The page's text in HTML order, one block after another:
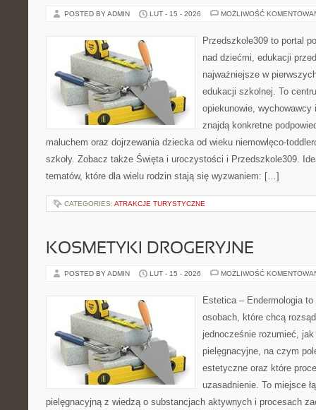
POSTED BY ADMIN LUT - 15 - 2026 MOŻLIWOŚĆ
Przedszkole309 to portal
nad dziećmi, edukacji
najważniejsze w
edukacji szkolnej. To
opiekunowie,
znajdą konkretne
maluchem oraz dojrzewania dziecka od wieku niemowlęco-
szkoły. Zobacz także Święta i uroczystości i Przedszkole309.
tematów, które dla wielu rodzin stają się wyzwaniem: […]
CATEGORIES: ATRAKCJE TURYSTYCZNE
KOSMETYKI DROGERYJNE
POSTED BY ADMIN LUT - 15 - 2026 MOŻLIWOŚĆ
Estetica – Endermologia
osobach, które chcą
jednocześnie rozumieć, jak
pielęgnacyjne, na czym
estetyczne oraz które
uzasadnienie. To miejsce
pielęgnacyjną z wiedzą o substancjach aktywnych i procesach